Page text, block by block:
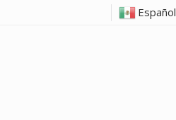
Español